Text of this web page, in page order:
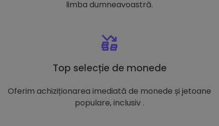
limba dumneavoastră.
Top selecție de monede
Oferim achiziționarea imediată de monede și jetoane
populare, inclusiv .